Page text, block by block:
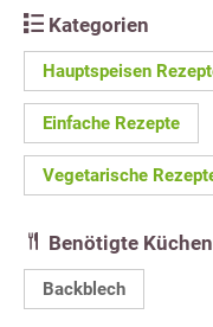
Kategorien
Hauptspeisen
Einfache Rezepte
Vegetarische
Benötigte
Backblech